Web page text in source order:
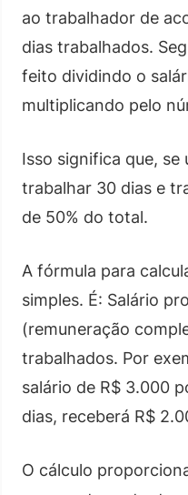
ao trabalhador de
dias trabalhados.
feito dividindo o
multiplicando pelo
Isso significa que,
trabalhar 30 dias e
de 50% do total.
A fórmula para
simples. É: Salário
(remuneração
trabalhados. Por
salário de R$ 3.000
dias, receberá R$
O cálculo